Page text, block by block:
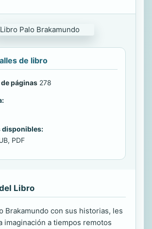
de libro
páginas 278
disponibles:
PDF
Libro
Brakamundo con sus historias, les
imaginación a tiempos remotos